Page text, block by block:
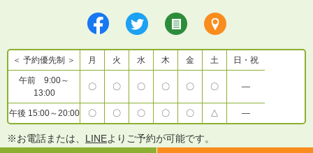
＜ 予約優先制 ＞ 月 火 水 木 金 土 日・祝
午前 9:00～
13:00
〇 〇 〇 〇 〇 〇 ―
午後 15:00～20:00 〇 〇 〇 〇 〇 △ ―
※お電話または、 LINEよりご予約が可能です。